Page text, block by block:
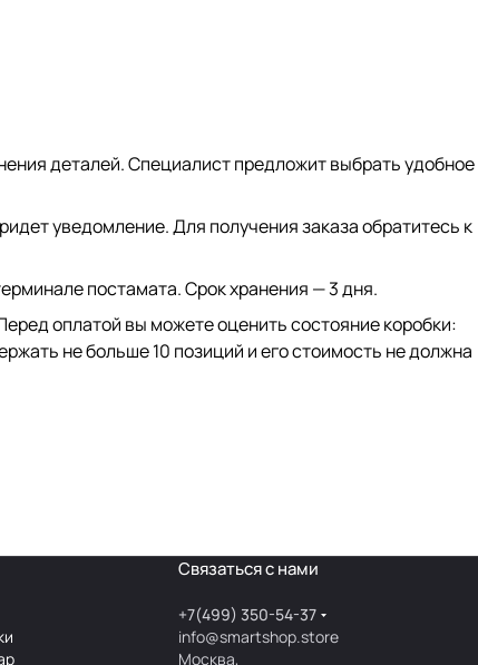
деталей. Специалист предложит выбрать удобное
уведомление. Для получения заказа обратитесь к
постамата. Срок хранения — 3 дня.
оплатой вы можете оценить состояние коробки:
не больше 10 позиций и его стоимость не должна
Связаться с нами
+7(499) 350-54-37
info@smartshop.store
Москва,